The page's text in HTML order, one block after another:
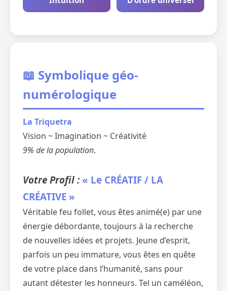
📖 Symbolique géo-
numérologique
La Triquetra
Vision ~ Imagination ~ Créativité
9% de la population.
Votre Profil : « Le CRÉATIF / LA
CRÉATIVE »
Véritable feu follet, vous êtes animé(e) par une
énergie débordante, toujours à la recherche
de nouvelles idées et projets. Jeune d’esprit,
parfois un peu immature, vous êtes en quête
de votre place dans l’humanité, sans pour
autant détester les honneurs. Tel un caméléon,